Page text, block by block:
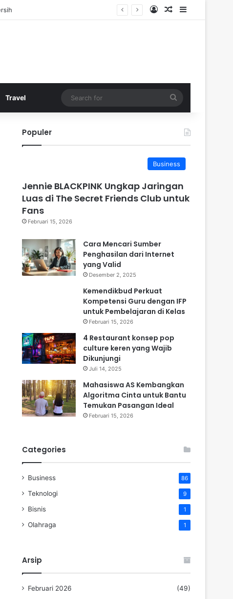
Log InRandom Article
Sidebar
Travel
for
Populer
Business
Jennie BLACKPINK Ungkap Jaringan
Luas di The Secret Friends Club untuk
Fans
Februari 15, 2026
Cara Mencari Sumber
Penghasilan dari Internet
yang Valid
Desember 2, 2025
Kemendikbud Perkuat
Kompetensi Guru dengan IFP
untuk Pembelajaran di Kelas
Februari 15, 2026
4 Restaurant konsep pop
culture keren yang Wajib
Dikunjungi
Juli 14, 2025
Mahasiswa AS Kembangkan
Algoritma Cinta untuk Bantu
Temukan Pasangan Ideal
Februari 15, 2026
Categories
Business 86
Teknologi 9
Bisnis 1
Olahraga 1
Arsip
Februari 2026
(49)